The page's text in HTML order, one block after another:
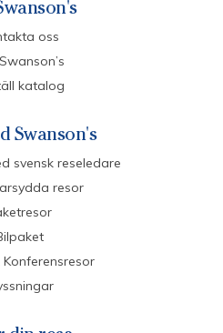
oss
katalog
Swanson's
svensk reseledare
resor